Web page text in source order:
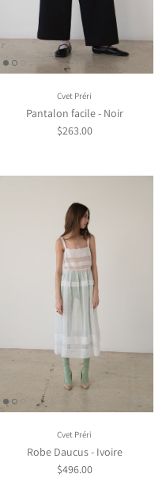
Cvet Préri
Pantalon facile - Noir
$263.00
Cvet Préri
Robe Daucus - Ivoire
$496.00